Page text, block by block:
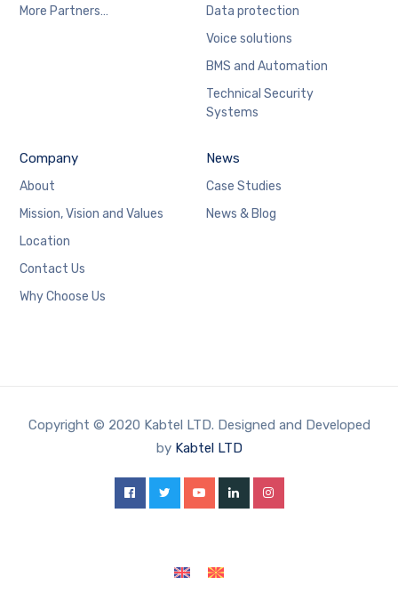
More Partners…
Data protection
Voice solutions
BMS and Automation
Technical Security
Systems
Company
About
Mission, Vision and Values
Location
Contact Us
Why Choose Us
News
Case Studies
News & Blog
Copyright © 2020 Kabtel LTD. Designed and Developed
by Kabtel LTD